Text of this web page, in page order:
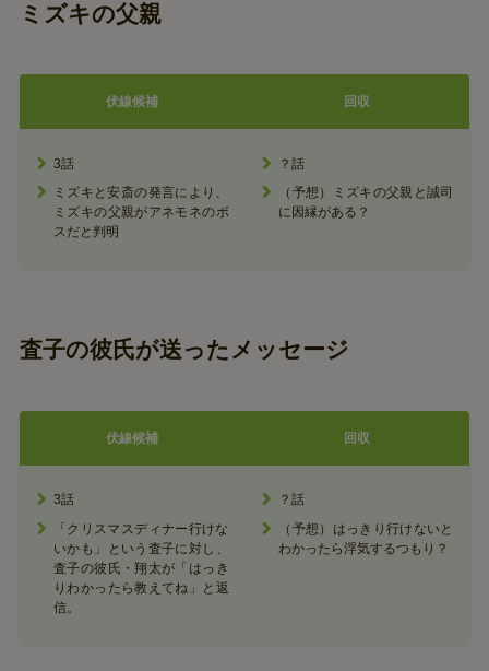
ミズキの父親
伏線候補 回収
3話
ミズキと安斎の発言により、
ミズキの父親がアネモネのボ
スだと判明
？話
（予想）ミズキの父親と誠司
に因縁がある？
査子の彼氏が送ったメッセージ
伏線候補 回収
3話
「クリスマスディナー行けな
いかも」という査子に対し、
査子の彼氏・翔太が「はっき
りわかったら教えてね」と返
信。
？話
（予想）はっきり行けないと
わかったら浮気するつもり？